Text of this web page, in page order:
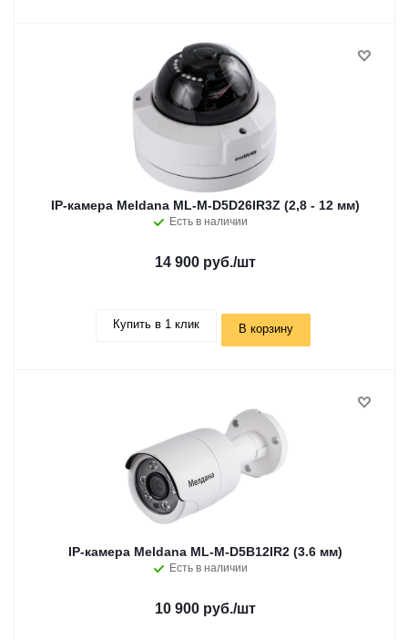
IP-камера Meldana ML-M-D5D26IR3Z (2,8 - 12 мм)
Есть в наличии
14 900 руб./шт
Купить в 1 клик В корзину
IP-камера Meldana ML-M-D5B12IR2 (3.6 мм)
Есть в наличии
10 900 руб./шт